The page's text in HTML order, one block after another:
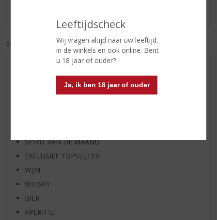
Leeftijdscheck
Wij vragen altijd naar uw leeftijd,
in de winkels en ook online. Bent
u 18 jaar of ouder?
Ja, ik ben 18 jaar of ouder
EXCL. BTW INCL. BTW
WIJN VAN DE MAAND
SPIRIT VAN DE MAAND
EXCLUSIEF TOPSLIJTER
WIJN
WHISKY
BIER
APERITIEF